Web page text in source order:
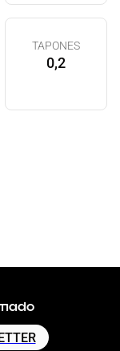
TAPONES
0,2